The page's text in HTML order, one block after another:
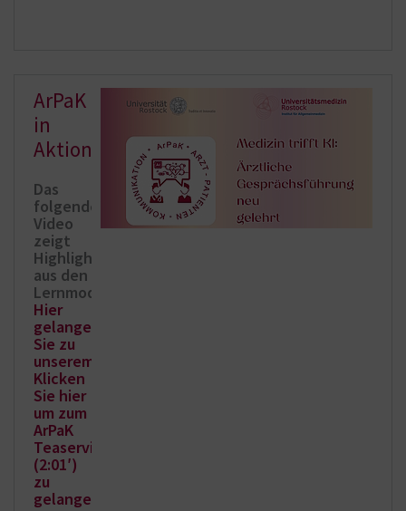
ArPaK
in
Aktion
Das
folgende
Video
zeigt
Highlights
aus den
Lernmodulen:
Hier
gelangen
Sie zu
unserem
Klicken
Sie hier
um zum
ArPaK
Teaservideo
(2:01′)
zu
gelangen.